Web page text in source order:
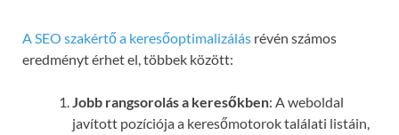
A SEO szakértő a keresőoptimalizálás révén számos
eredményt érhet el, többek között:
Jobb rangsorolás a keresőkben: A weboldal
javított pozíciója a keresőmotorok találati listáin,